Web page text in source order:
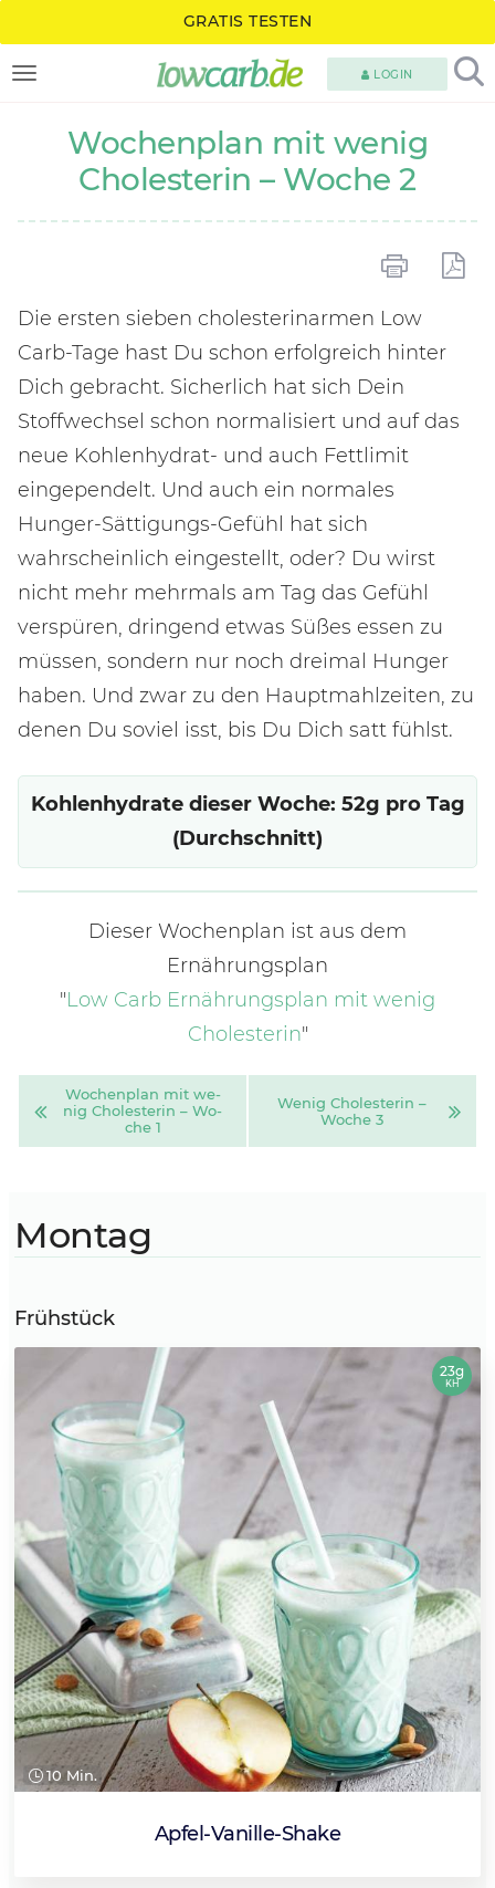
GRATIS TESTEN
TOGGLE NAVIGATION LOGIN
Wochenplan mit wenig
Cholesterin – Woche 2
Die ersten sieben cholesterinarmen Low
Carb-Tage hast Du schon erfolgreich hinter
Dich gebracht. Sicherlich hat sich Dein
Stoffwechsel schon normalisiert und auf das
neue Kohlenhydrat- und auch Fettlimit
eingependelt. Und auch ein normales
Hunger-Sättigungs-Gefühl hat sich
wahrscheinlich eingestellt, oder? Du wirst
nicht mehr mehrmals am Tag das Gefühl
verspüren, dringend etwas Süßes essen zu
müssen, sondern nur noch dreimal Hunger
haben. Und zwar zu den Hauptmahlzeiten, zu
denen Du soviel isst, bis Du Dich satt fühlst.
Kohlenhydrate dieser Woche: 52g pro Tag
(Durchschnitt)
Dieser Wochenplan ist aus dem
Ernährungsplan
"Low Carb Ernährungsplan mit wenig
Cholesterin"
Wo­chen­plan mit we­
nig Cho­les­te­rin – Wo­
che 1
We­nig Cho­les­te­rin –
Wo­che 3
Montag
Frühstück
10 Min.
Apfel-Vanille-Shake
23g
KH